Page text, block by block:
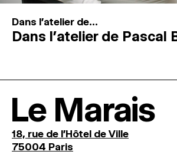
Dans l'atelier de...
Dans l’atelier de Pascal
Le Marais
18, rue de l'Hôtel de Ville
75004 Paris